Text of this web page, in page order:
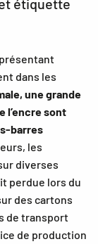
dans les
une grande
l’encre sont
barres
les
diverses
perdue lors du
des cartons
de transport
de production